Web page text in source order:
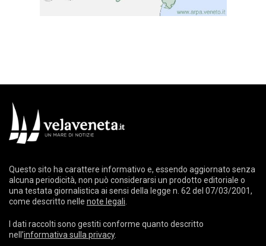
Questo sito ha carattere informativo e, essendo aggiornato senza
alcuna periodicità, non può considerarsi un prodotto editoriale o
una testata giornalistica ai sensi della legge n. 62 del 07/03/2001,
come descritto nelle note legali
I dati raccolti sono gestiti conforme quanto descritto
nell’informativa sulla privacy.